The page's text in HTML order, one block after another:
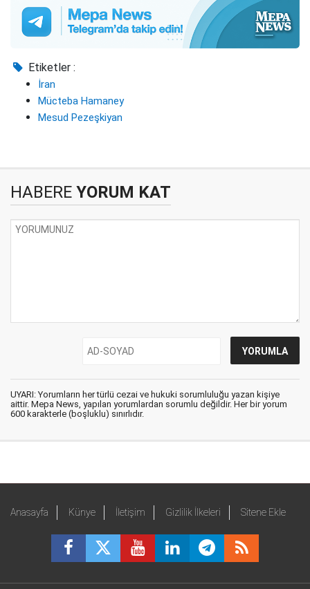
Etiketler :
İran
Mücteba Hamaney
Mesud Pezeşkiyan
HABERE YORUM KAT
UYARI: Yorumların her türlü cezai ve hukuki sorumluluğu yazan kişiye
aittir. Mepa News, yapılan yorumlardan sorumlu değildir. Her bir yorum
600 karakterle (boşluklu) sınırlıdır.
Anasayfa Künye İletişim Gizlilik İlkeleri Sitene Ekle